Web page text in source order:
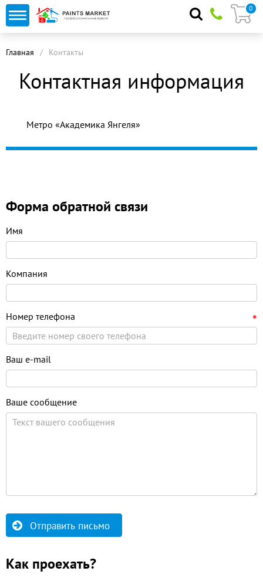
0
Главная Контакты
Контактная информация
Метро «Академика Янгеля»
Форма обратной связи
Имя
Компания
Номер телефона *
Ваш e-mail
Ваше сообщение
Отправить письмо
Как проехать?